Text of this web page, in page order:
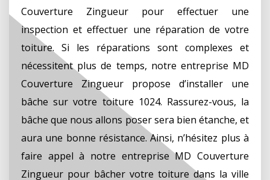
Couverture Zingueur pour effectuer une
inspection et effectuer une réparation de votre
toiture. Si les réparations sont complexes et
nécessitent plus de temps, notre entreprise MD
Couverture Zingueur propose d’installer une
bâche sur votre toiture 1024. Rassurez-vous, la
bâche que nous allons poser sera bien étanche, et
aura une bonne résistance. Ainsi, n’hésitez plus à
faire appel à notre entreprise MD Couverture
Zingueur pour bâcher votre toiture dans la ville